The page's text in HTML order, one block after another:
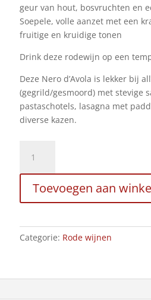
geur van hout, bosvruchten en
Soepele, volle aanzet met een
fruitige en kruidige tonen
Drink deze rodewijn op een
Deze Nero d’Avola is lekker bij
(gegrild/gesmoord) met stevige
pastaschotels, lasagna met
diverse kazen.
Nero
d'Avola,
2021
aantal
Toevoegen aan
Categorie: Rode wijnen